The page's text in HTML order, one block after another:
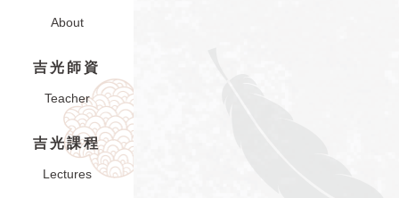
About
吉光師資
Teacher
吉光課程
Lectures